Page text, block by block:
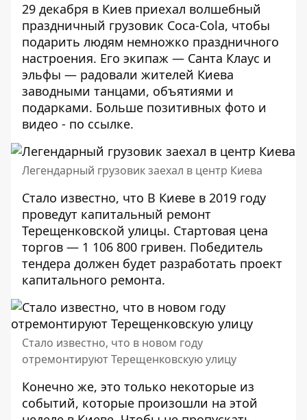
29 декабря в Киев приехал волшебный
праздничный грузовик Coca-Cola, чтобы
подарить людям немножко праздничного
настроения. Его экипаж — Санта Клаус и
эльфы — радовали жителей Киева
заводными танцами, объятиями и
подарками. Больше позитивных фото и
видео - по ссылке.
Легендарный грузовик заехал в центр Киева
Стало известно, что В Киеве в 2019 году
проведут капитальный ремонт
Терещенковской улицы. Стартовая цена
торгов — 1 106 800 гривен. Победитель
тендера должен будет разработать проект
капитального ремонта.
Стало известно, что в новом году
отремонтируют Терещенковскую улицу
Конечно же, это только некоторые из
событий, которые произошли на этой